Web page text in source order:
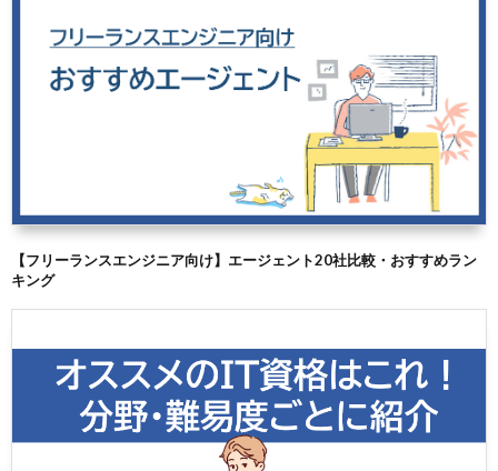
【フリーランスエンジニア向け】エージェント20社比較・おすすめラン
キング